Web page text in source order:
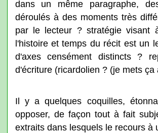
dans un même paragraphe,
déroulés à des moments très
par le lecteur ? stratégie visant
l'histoire et temps du récit est un
d'axes censément distincts ?
d'écriture (ricardolien ? (je mets ça
Il y a quelques coquilles,
opposer, de façon tout à fait
extraits dans lesquels le recours à